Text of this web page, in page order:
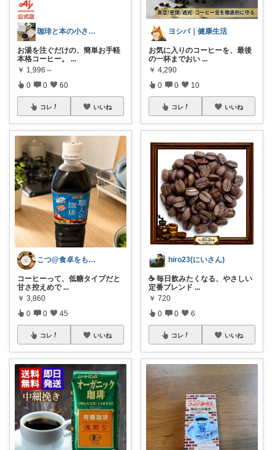
珈琲と本の小さな喫茶店☕️📕
お湯を注ぐだけの、簡単お手軽
本格コーヒー。
...
￥ 1,996～
0 0 60
コレ いいね
こつ@食卓をもっと楽しく♪
コーヒーって、低糖タイプだと
甘さ控えめで ...
￥ 3,860
0 0 45
コレ いいね
ヨシバ｜健康生活
お気に入りのコーヒーを、最後
の一杯までおい ...
￥ 4,290
0 0 10
コレ いいね
hiro23(にいさん)
☕ 毎日飲みたくなる、やさしい
定番ブレンド ...
￥ 720
0 0 6
コレ いいね